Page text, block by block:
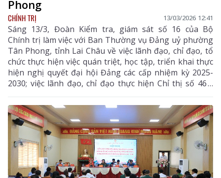
Phong
CHÍNH TRỊ 13/03/2026 12:41
Sáng 13/3, Đoàn Kiểm tra, giám sát số 16 của Bộ
Chính trị làm việc với Ban Thường vụ Đảng uỷ phường
Tân Phong, tỉnh Lai Châu về việc lãnh đạo, chỉ đạo, tổ
chức thực hiện việc quán triệt, học tập, triển khai thực
hiện nghị quyết đại hội Đảng các cấp nhiệm kỳ 2025-
2030; việc lãnh đạo, chỉ đạo thực hiện Chỉ thị số 46 -
CT/TW, ngày 16/5/2025 của Bộ Chính trị về lãnh đạo
cuộc bầu cử đại biểu Quốc hội (ĐBQH) khóa XVI và đại
biểu HĐND các cấp nhiệm kỳ 2026-2031; những khó
khăn, vướng mắc trong vận hành chính quyền địa
phương hai cấp.